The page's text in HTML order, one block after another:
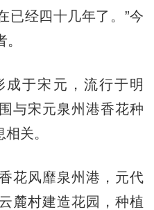
已经四十几年了。”今
于宋元，流行于明
与宋元泉州港香花种
关。
风靡泉州港，元代
麓村建造花园，种植